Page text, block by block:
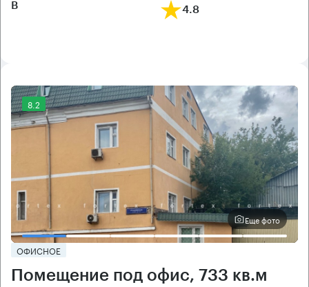
B 4.8
8.2
Еще фото
ОФИСНОЕ
Помещение под офис, 733 кв.м